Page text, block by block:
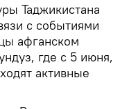
Таджикистана
с событиями
афганском
где с 5 июня,
активные